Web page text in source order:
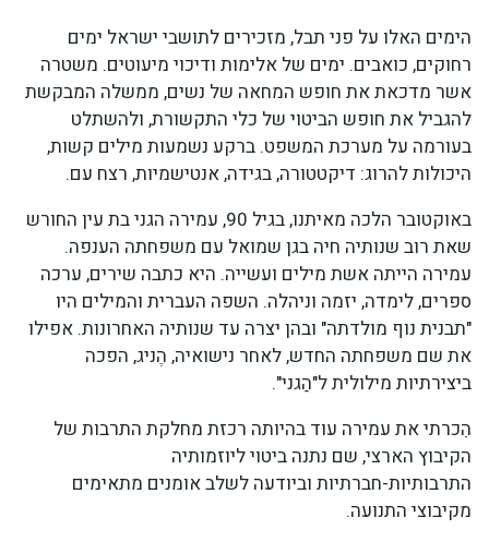
הימים האלו על פני תבל, מזכירים לתושבי ישראל ימים
רחוקים, כואבים. ימים של אלימות ודיכוי מיעוטים. משטרה
אשר מדכאת את חופש המחאה של נשים, ממשלה המבקשת
להגביל את חופש הביטוי של כלי התקשורת, ולהשתלט
בעורמה על מערכת המשפט. ברקע נשמעות מילים קשות,
היכולות להרוג: דיקטטורה, בגידה, אנטישמיות, רצח עם.
באוקטובר הלכה מאיתנו, בגיל 90, עמירה הגני בת עין החורש
שאת רוב שנותיה חיה בגן שמואל עם משפחתה הענפה.
עמירה הייתה אשת מילים ועשייה. היא כתבה שירים, ערכה
ספרים, לימדה, יזמה וניהלה. השפה העברית והמילים היו
"תבנית נוף מולדתה" ובהן יצרה עד שנותיה האחרונות. אפילו
את שם משפחתה החדש, לאחר נישואיה, הֶניג, הפכה
ביצירתיות מילולית ל"הַגני".
הִִכרתי את עמירה עוד בהיותה רכזת מחלקת התרבות של
הקיבוץ הארצי, שם נתנה ביטוי ליוזמותיה
התרבותיות-חברתיות וביודעה לשלב אומנים מתאימים
מקיבוצי התנועה.